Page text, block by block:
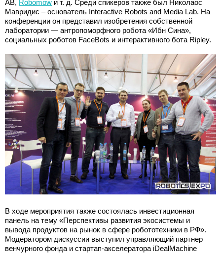
AB, Robomow и т. д. Среди спикеров также был Николаос
Мавридис – основатель Interactive Robots and Media Lab. На
конференции он представил изобретения собственной
лаборатории — антропоморфного робота «Ибн Сина»,
социальных роботов FaceBots и интерактивного бота Ripley.
В ходе мероприятия также состоялась инвестиционная
панель на тему «Перспективы развития экосистемы и
вывода продуктов на рынок в сфере робототехники в РФ».
Модератором дискуссии выступил управляющий партнер
венчурного фонда и стартап-акселератора iDealMachine